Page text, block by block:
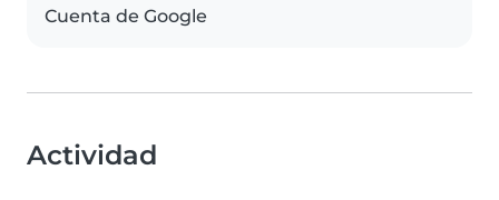
Cuenta de Google
Actividad